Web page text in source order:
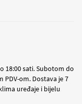
18:00 sati. Subotom do
PDV-om. Dostava je 7
uređaje i bijelu